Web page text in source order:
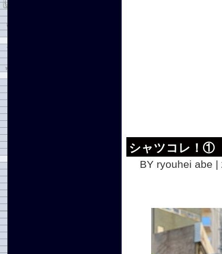
シャツコレ！①
BY ryouhei abe